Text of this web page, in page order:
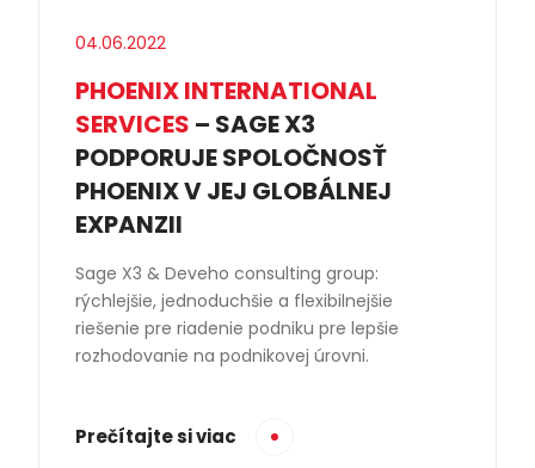
04.06.2022
PHOENIX INTERNATIONAL
SERVICES – SAGE X3
PODPORUJE SPOLOČNOSŤ
PHOENIX V JEJ GLOBÁLNEJ
EXPANZII
Sage X3 & Deveho consulting group:
rýchlejšie, jednoduchšie a flexibilnejšie
riešenie pre riadenie podniku pre lepšie
rozhodovanie na podnikovej úrovni.
Prečítajte si viac